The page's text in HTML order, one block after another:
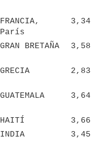
FRANCIA,
París
3,34
GRAN BRETAÑA 3,58
GRECIA 2,83
GUATEMALA 3,64
HAITÍ
3,66
INDIA
3,45